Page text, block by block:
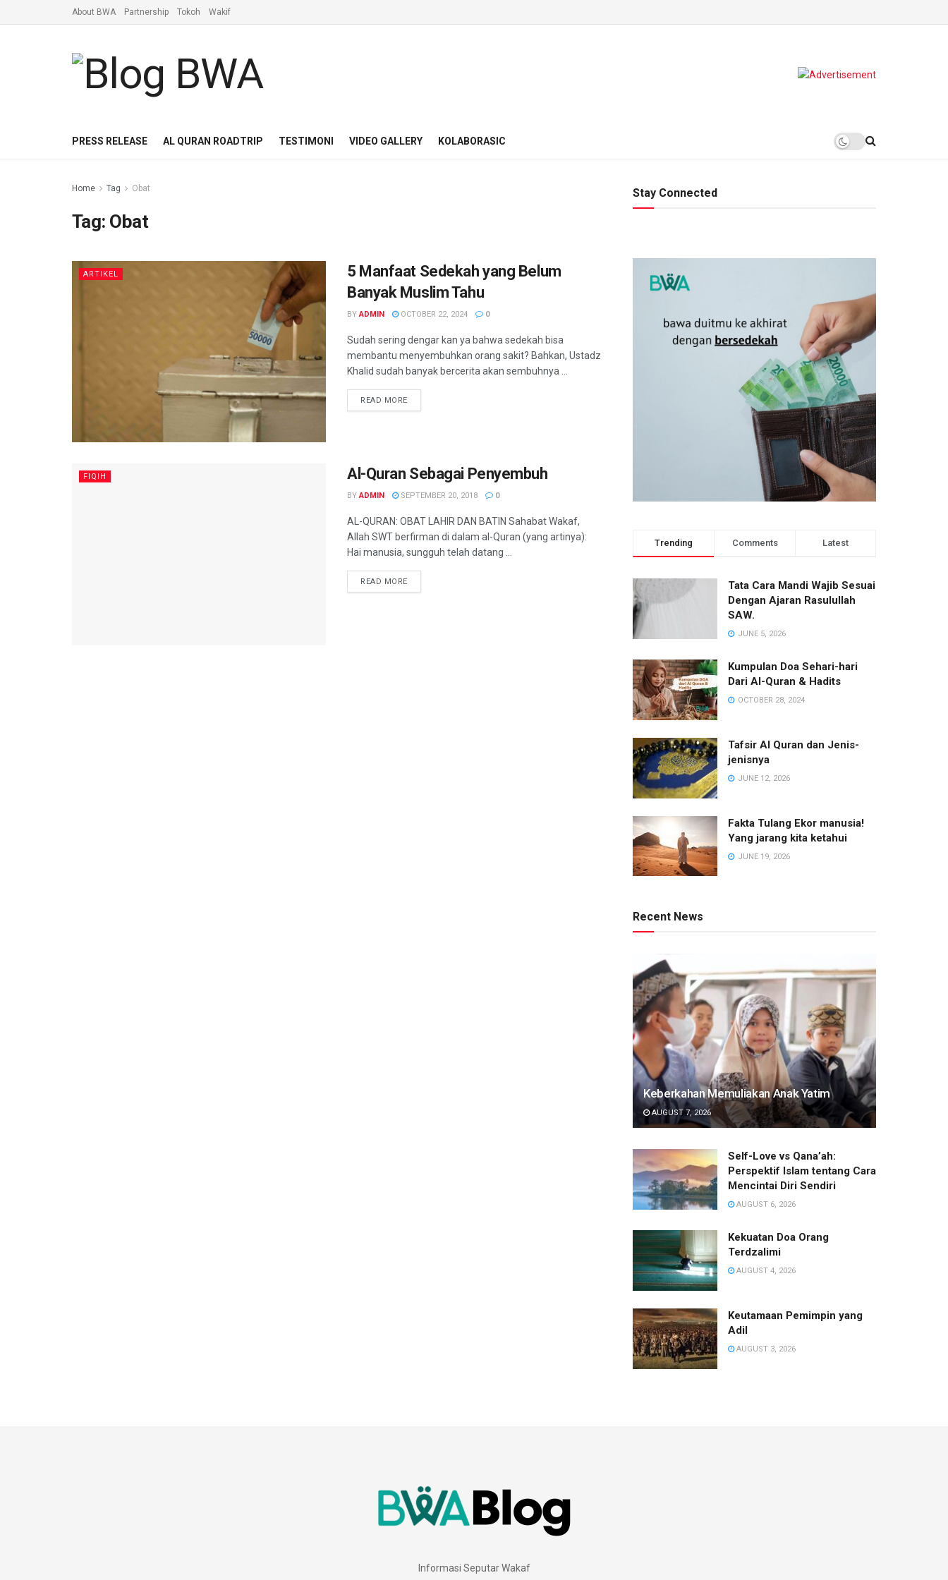
About BWA Partnership Tokoh Wakif
PRESS RELEASE AL QURAN ROADTRIP TESTIMONI VIDEO GALLERY KOLABORASIC
Home Tag Obat
Tag: Obat
ARTIKEL
5 Manfaat Sedekah yang Belum
Banyak Muslim Tahu
BY ADMIN OCTOBER 22, 2024 0
Sudah sering dengar kan ya bahwa sedekah bisa
membantu menyembuhkan orang sakit? Bahkan, Ustadz
Khalid sudah banyak bercerita akan sembuhnya ...
READ MORE
FIQIH Al-Quran Sebagai Penyembuh
BY ADMIN SEPTEMBER 20, 2018 0
AL-QURAN: OBAT LAHIR DAN BATIN Sahabat Wakaf,
Allah SWT berfirman di dalam al-Quran (yang artinya):
Hai manusia, sungguh telah datang ...
READ MORE
Stay Connected
Trending Comments Latest
Tata Cara Mandi Wajib Sesuai
Dengan Ajaran Rasulullah
SAW.
JUNE 5, 2026
Kumpulan Doa Sehari-hari
Dari Al-Quran & Hadits
OCTOBER 28, 2024
Tafsir Al Quran dan Jenis-
jenisnya
JUNE 12, 2026
Fakta Tulang Ekor manusia!
Yang jarang kita ketahui
JUNE 19, 2026
Recent News
Keberkahan Memuliakan Anak Yatim
AUGUST 7, 2026
Self-Love vs Qana’ah:
Perspektif Islam tentang Cara
Mencintai Diri Sendiri
AUGUST 6, 2026
Kekuatan Doa Orang
Terdzalimi
AUGUST 4, 2026
Keutamaan Pemimpin yang
Adil
AUGUST 3, 2026
Informasi Seputar Wakaf